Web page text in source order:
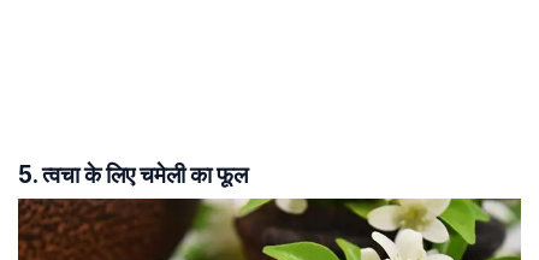
5. त्वचा के लिए चमेली का फूल